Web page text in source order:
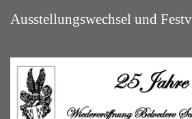
Ausstellungswechsel und